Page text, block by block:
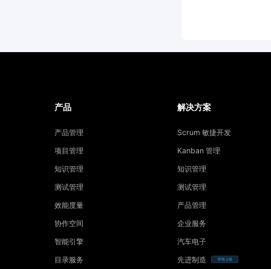
产品
产品管理
项目管理
知识管理
测试管理
效能度量
协作空间
智能引擎
目录服务
解决方案
Scrum 敏捷开发
Kanban 管理
知识管理
测试管理
产品管理
企业服务
汽车电子
先进制造
即将上线